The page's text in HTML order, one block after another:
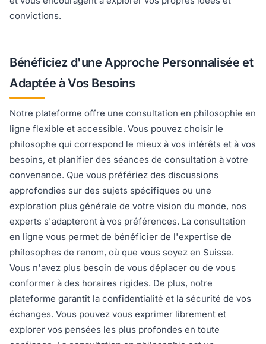
convictions.
Bénéficiez d'une Approche Personnalisée et
Adaptée à Vos Besoins
Notre plateforme offre une consultation en philosophie en
ligne flexible et accessible. Vous pouvez choisir le
philosophe qui correspond le mieux à vos intérêts et à vos
besoins, et planifier des séances de consultation à votre
convenance. Que vous préfériez des discussions
approfondies sur des sujets spécifiques ou une
exploration plus générale de votre vision du monde, nos
experts s'adapteront à vos préférences. La consultation
en ligne vous permet de bénéficier de l'expertise de
philosophes de renom, où que vous soyez en Suisse.
Vous n'avez plus besoin de vous déplacer ou de vous
conformer à des horaires rigides. De plus, notre
plateforme garantit la confidentialité et la sécurité de vos
échanges. Vous pouvez vous exprimer librement et
explorer vos pensées les plus profondes en toute